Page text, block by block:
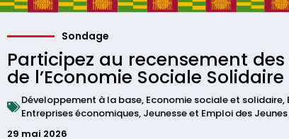
Sondage
Participez au recensement des
de l’Economie Sociale Solidaire
Développement à la base, Economie sociale et solidaire,
Entreprises économiques, Jeunesse et Emploi des Jeunes
29 mai 2026